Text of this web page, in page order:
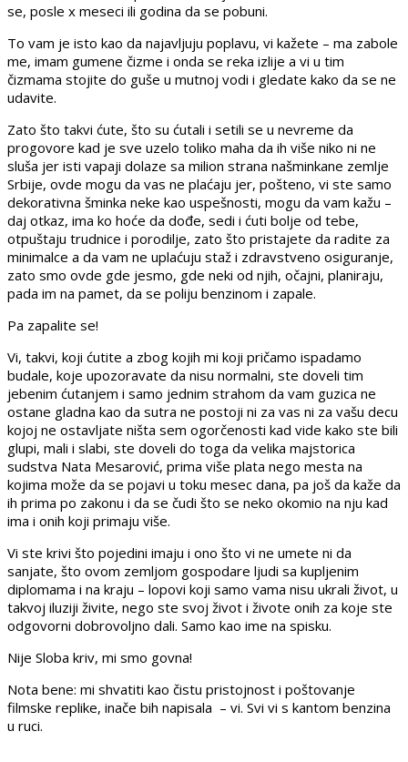
se, posle x meseci ili godina da se pobuni.
To vam je isto kao da najavljuju poplavu, vi kažete – ma zabole
me, imam gumene čizme i onda se reka izlije a vi u tim
čizmama stojite do guše u mutnoj vodi i gledate kako da se ne
udavite.
Zato što takvi ćute, što su ćutali i setili se u nevreme da
progovore kad je sve uzelo toliko maha da ih više niko ni ne
sluša jer isti vapaji dolaze sa milion strana našminkane zemlje
Srbije, ovde mogu da vas ne plaćaju jer, pošteno, vi ste samo
dekorativna šminka neke kao uspešnosti, mogu da vam kažu –
daj otkaz, ima ko hoće da dođe, sedi i ćuti bolje od tebe,
otpuštaju trudnice i porodilje, zato što pristajete da radite za
minimalce a da vam ne uplaćuju staž i zdravstveno osiguranje,
zato smo ovde gde jesmo, gde neki od njih, očajni, planiraju,
pada im na pamet, da se poliju benzinom i zapale.
Pa zapalite se!
Vi, takvi, koji ćutite a zbog kojih mi koji pričamo ispadamo
budale, koje upozoravate da nisu normalni, ste doveli tim
jebenim ćutanjem i samo jednim strahom da vam guzica ne
ostane gladna kao da sutra ne postoji ni za vas ni za vašu decu
kojoj ne ostavljate ništa sem ogorčenosti kad vide kako ste bili
glupi, mali i slabi, ste doveli do toga da velika majstorica
sudstva Nata Mesarović, prima više plata nego mesta na
kojima može da se pojavi u toku mesec dana, pa još da kaže da
ih prima po zakonu i da se čudi što se neko okomio na nju kad
ima i onih koji primaju više.
Vi ste krivi što pojedini imaju i ono što vi ne umete ni da
sanjate, što ovom zemljom gospodare ljudi sa kupljenim
diplomama i na kraju – lopovi koji samo vama nisu ukrali život, u
takvoj iluziji živite, nego ste svoj život i živote onih za koje ste
odgovorni dobrovoljno dali. Samo kao ime na spisku.
Nije Sloba kriv, mi smo govna!
Nota bene: mi shvatiti kao čistu pristojnost i poštovanje
filmske replike, inače bih napisala – vi. Svi vi s kantom benzina
u ruci.